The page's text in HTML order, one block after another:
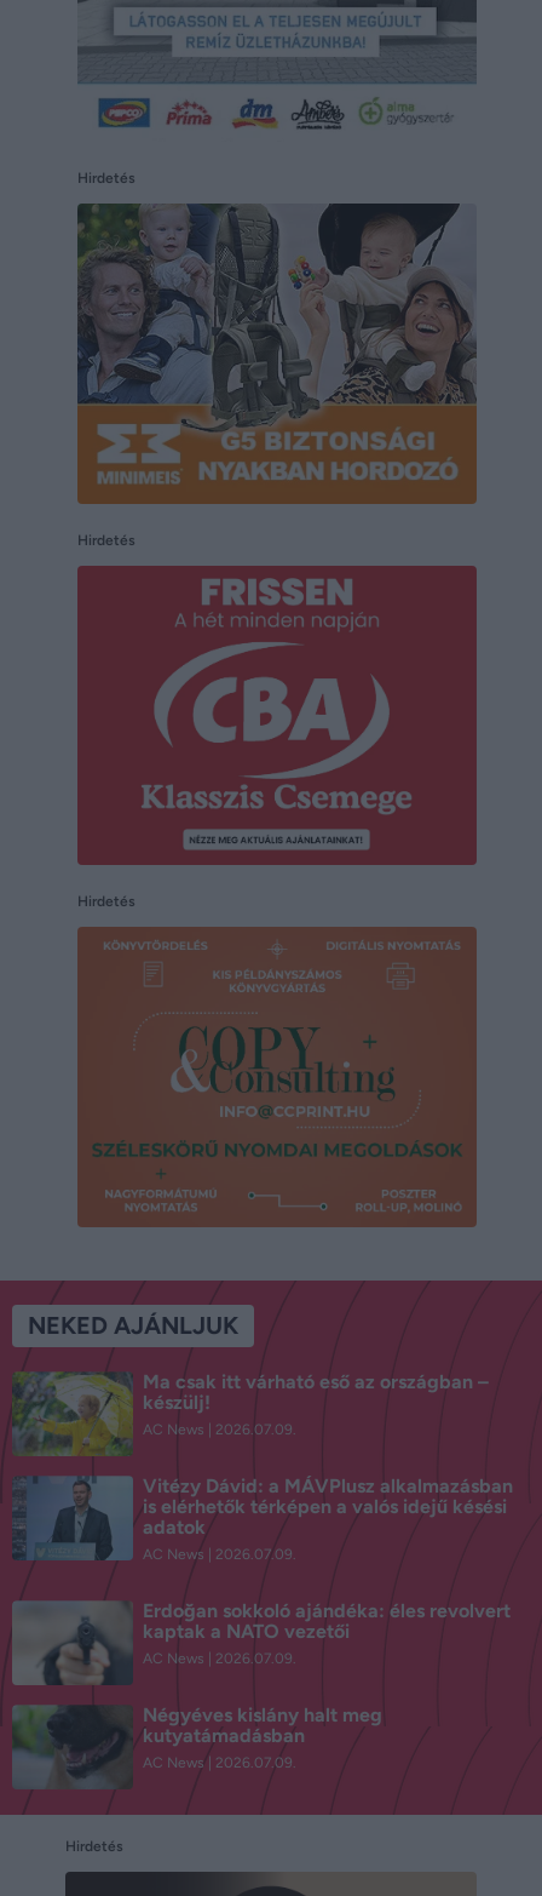
Hirdetés
Hirdetés
Hirdetés
NEKED AJÁNLJUK
Ma csak itt várható eső az országban –
készülj!
AC News 2026.07.09.
Vitézy Dávid: a MÁVPlusz alkalmazásban
is elérhetők térképen a valós idejű késési
adatok
AC News 2026.07.09.
Erdoğan sokkoló ajándéka: éles revolvert
kaptak a NATO vezetői
AC News 2026.07.09.
Négyéves kislány halt meg
kutyatámadásban
AC News 2026.07.09.
Hirdetés